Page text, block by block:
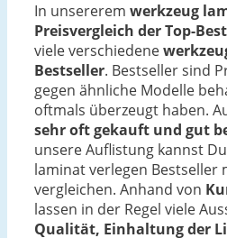
In unsererem werkzeug
Preisvergleich der Top-
viele verschiedene
Bestseller. Bestseller sind
gegen ähnliche Modelle
oftmals überzeugt haben.
sehr oft gekauft und gut
unsere Auflistung kannst
laminat verlegen Bestseller
vergleichen. Anhand von
lassen in der Regel viele
Qualität, Einhaltung der